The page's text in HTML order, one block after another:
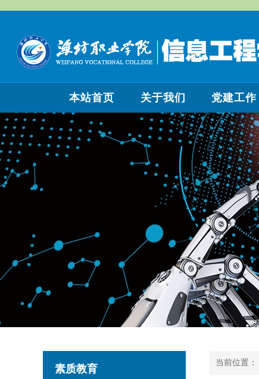
本站首页 关于我们 党建工作
素质教育
当前位置：